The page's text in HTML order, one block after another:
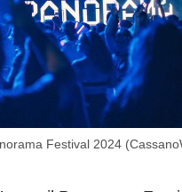
Festival 2024